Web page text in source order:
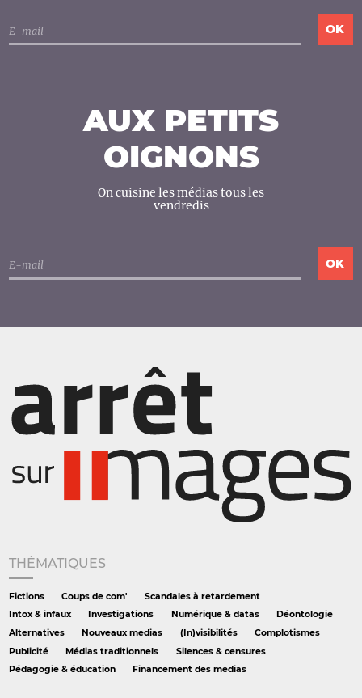
AUX PETITS
OIGNONS
On cuisine les médias tous les
vendredis
THÉMATIQUES
Fictions Coups de com'
Scandales à retardement
Intox & infaux
Investigations Numérique & datas
Déontologie
Alternatives
Nouveaux medias (In)visibilités
Complotismes
Publicité
Médias traditionnels
Silences & censures
Pédagogie & éducation
Financement des medias